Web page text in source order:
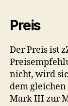
Preis
Der Preis ist
nicht, wird
dem
Mark III zur